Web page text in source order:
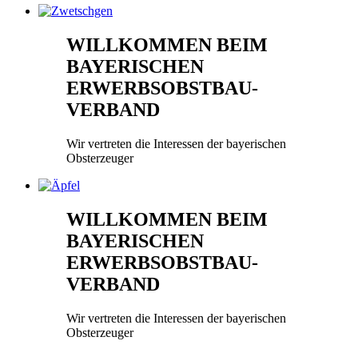
WILLKOMMEN BEIM
BAYERISCHEN
ERWERBSOBSTBAU-
VERBAND
Wir vertreten die Interessen der bayerischen
Obsterzeuger
WILLKOMMEN BEIM
BAYERISCHEN
ERWERBSOBSTBAU-
VERBAND
Wir vertreten die Interessen der bayerischen
Obsterzeuger